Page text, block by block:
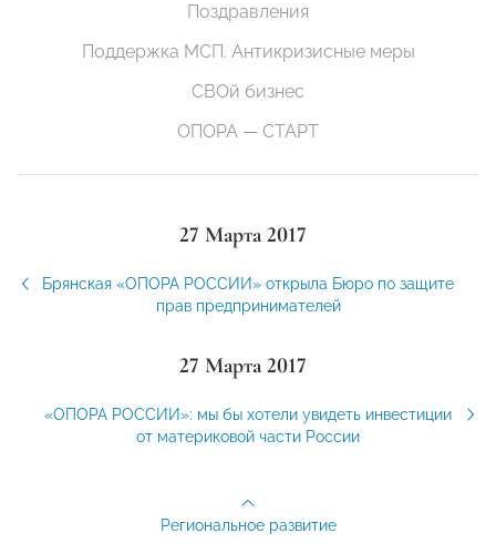
Поздравления
Поддержка МСП. Антикризисные меры
СВОй бизнес
ОПОРА — СТАРТ
27 Марта 2017
Брянская «ОПОРА РОССИИ» открыла Бюро по защите
прав предпринимателей
27 Марта 2017
«ОПОРА РОССИИ»: мы бы хотели увидеть инвестиции
от материковой части России
Региональное развитие